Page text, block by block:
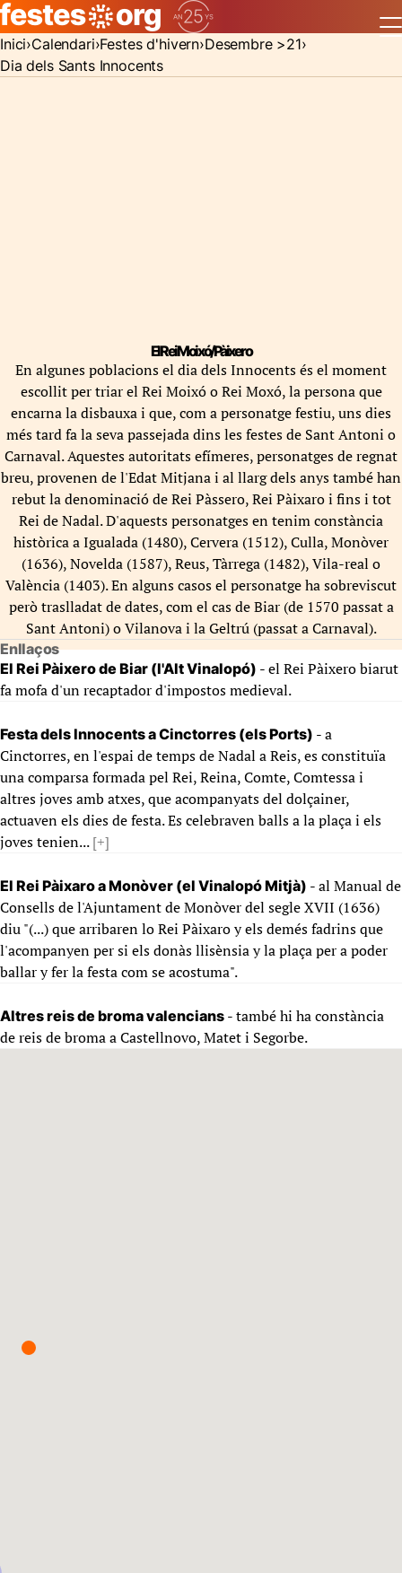
Inici Calendari Festes d'hivern Desembre >21
Dia dels Sants Innocents
El Rei Moixó/Pàixero
En algunes poblacions el dia dels Innocents és el moment
escollit per triar el Rei Moixó o Rei Moxó, la persona que
encarna la disbauxa i que, com a personatge festiu, uns dies
més tard fa la seva passejada dins les festes de Sant Antoni o
Carnaval. Aquestes autoritats efímeres, personatges de regnat
breu, provenen de l'Edat Mitjana i al llarg dels anys també han
rebut la denominació de Rei Pàssero, Rei Pàixaro i fins i tot
Rei de Nadal. D'aquests personatges en tenim constància
històrica a Igualada (1480), Cervera (1512), Culla, Monòver
(1636), Novelda (1587), Reus, Tàrrega (1482), Vila-real o
València (1403). En alguns casos el personatge ha sobreviscut
però traslladat de dates, com el cas de Biar (de 1570 passat a
Sant Antoni) o Vilanova i la Geltrú (passat a Carnaval).
Enllaços
El Rei Pàixero de Biar (l'Alt Vinalopó) - el Rei Pàixero biarut
fa mofa d'un recaptador d'impostos medieval.
Festa dels Innocents a Cinctorres (els Ports) - a
Cinctorres, en l'espai de temps de Nadal a Reis, es constituïa
una comparsa formada pel Rei, Reina, Comte, Comtessa i
altres joves amb atxes, que acompanyats del dolçainer,
actuaven els dies de festa. Es celebraven balls a la plaça i els
joves tenien...[+]
El Rei Pàixaro a Monòver (el Vinalopó Mitjà) - al Manual de
Consells de l'Ajuntament de Monòver del segle XVII (1636)
diu "(...) que arribaren lo Rei Pàixaro y els demés fadrins que
l'acompanyen per si els donàs llisènsia y la plaça per a poder
ballar y fer la festa com se acostuma".
Altres reis de broma valencians - també hi ha constància
de reis de broma a Castellnovo, Matet i Segorbe.